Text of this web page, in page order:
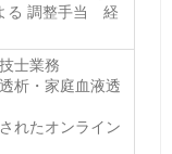
る 調整手当 経
士業務
析・家庭血液透
れたオンライン